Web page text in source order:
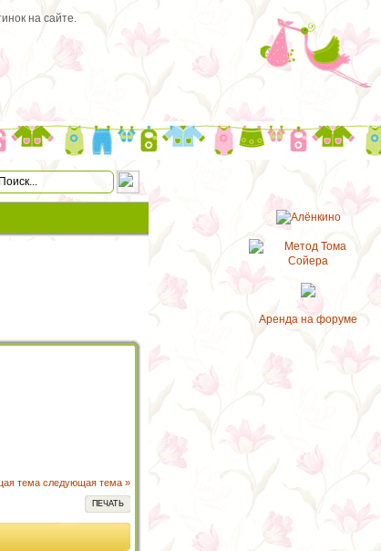
на сайте.
тема следующая тема »
ПЕЧАТЬ
Аренда на форуме